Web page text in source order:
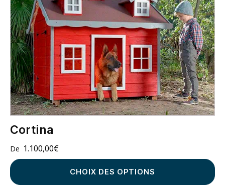
Cortina
1.100,00€
CHOIX DES OPTIONS